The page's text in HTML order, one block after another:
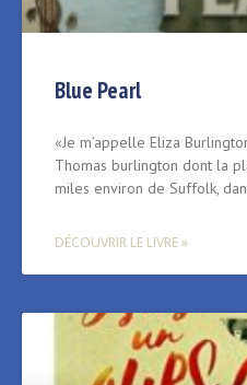
Blue Pearl
«Je m’appelle Eliza
Thomas burlington dont la
miles environ de Suffolk,
DÉCOUVRIR LE LIVRE »